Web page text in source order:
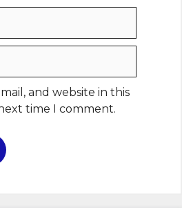
and website in this
time I comment.